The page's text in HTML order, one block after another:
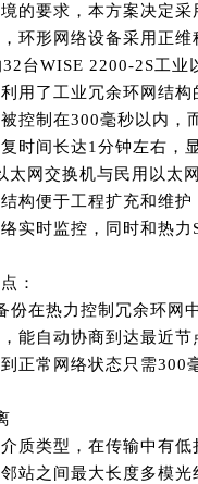
要求，本方案决定采
环形网络设备采用正
台WISE 2200-2S工
用了工业冗余环网结
控制在300毫秒以内，
时间长达1分钟左右，
太网交换机与民用以太
构便于工程扩充和维
实时监控，同时和热
：
在热力控制冗余环网
能自动协商到达最近
正常网络状态只需300
类型，在传输中有低
站之间最大长度多模